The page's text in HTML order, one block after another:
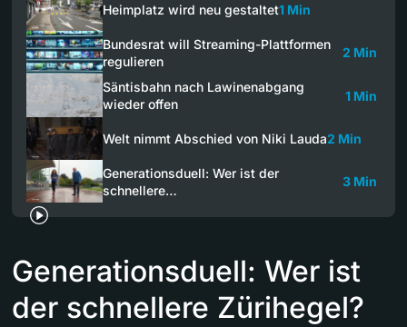
Heimplatz wird neu gestaltet1 Min
Bundesrat will Streaming-Plattformen
regulieren
2 Min
Säntisbahn nach Lawinenabgang
wieder offen
1 Min
Welt nimmt Abschied von Niki Lauda2 Min
Generationsduell: Wer ist der
schnellere…
3 Min
Generationsduell: Wer ist
der schnellere Zürihegel?